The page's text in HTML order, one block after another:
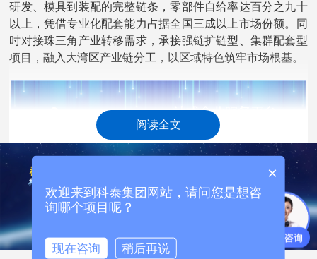
研发、模具到装配的完整链条，零部件自给率达百分之九十
以上，凭借专业化配套能力占据全国三成以上市场份额。同
时对接珠三角产业转移需求，承接强链扩链型、集群配套型
项目，融入大湾区产业链分工，以区域特色筑牢市场根基。
阅读全文
×
欢迎来到科泰集团网站，请问您是想咨
询哪个项目呢？
现在咨询 稍后再说